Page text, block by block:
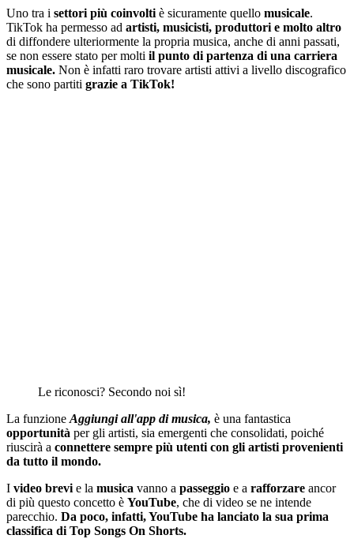
Uno tra i settori più coinvolti è sicuramente quello musicale.
TikTok ha permesso ad artisti, musicisti, produttori e molto altro
di diffondere ulteriormente la propria musica, anche di anni passati,
se non essere stato per molti il punto di partenza di una carriera
musicale. Non è infatti raro trovare artisti attivi a livello discografico
che sono partiti grazie a TikTok!
Le riconosci? Secondo noi sì!
La funzione Aggiungi all'app di musica, è una fantastica
opportunità per gli artisti, sia emergenti che consolidati, poiché
riuscirà a connettere sempre più utenti con gli artisti provenienti
da tutto il mondo.
I video brevi e la musica vanno a passeggio e a rafforzare ancor
di più questo concetto è YouTube, che di video se ne intende
parecchio. Da poco, infatti, YouTube ha lanciato la sua prima
classifica di Top Songs On Shorts.